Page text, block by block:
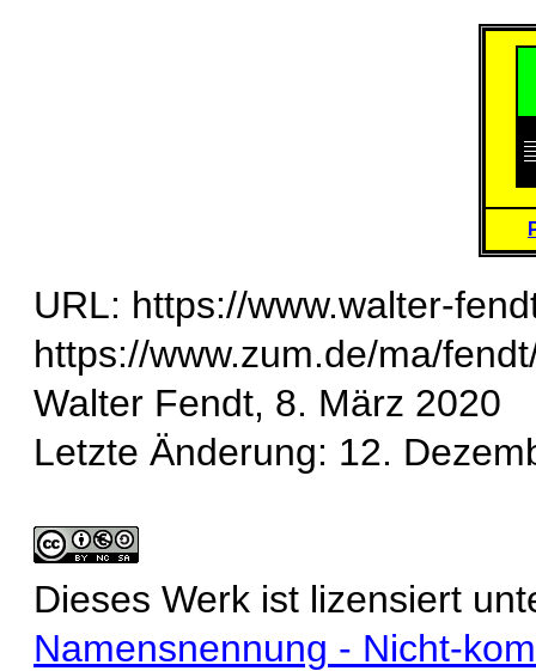
URL: https://www.walter-
https://www.zum.de/ma/
Walter Fendt, 8. März 2020
Letzte Änderung: 12.
Dieses Werk ist lizensiert
Namensnennung - Nicht-